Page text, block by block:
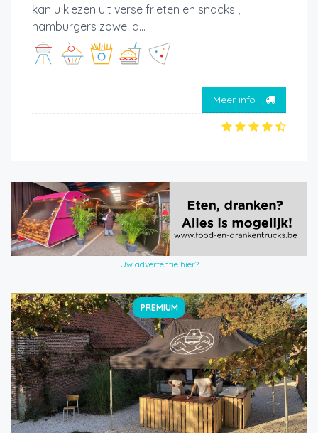
kan u kiezen uit verse frieten en snacks ,
hamburgers zowel d...
Meer info
Uw advertentie hier?
PREMIUM